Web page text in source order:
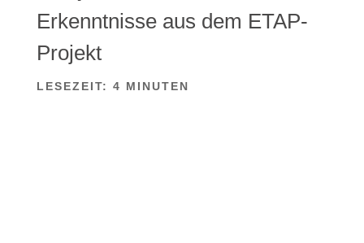
Erkenntnisse aus dem ETAP-
Projekt
LESEZEIT: 4 MINUTEN